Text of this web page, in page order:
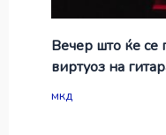
Вечер што ќе се
виртуоз на
мкд